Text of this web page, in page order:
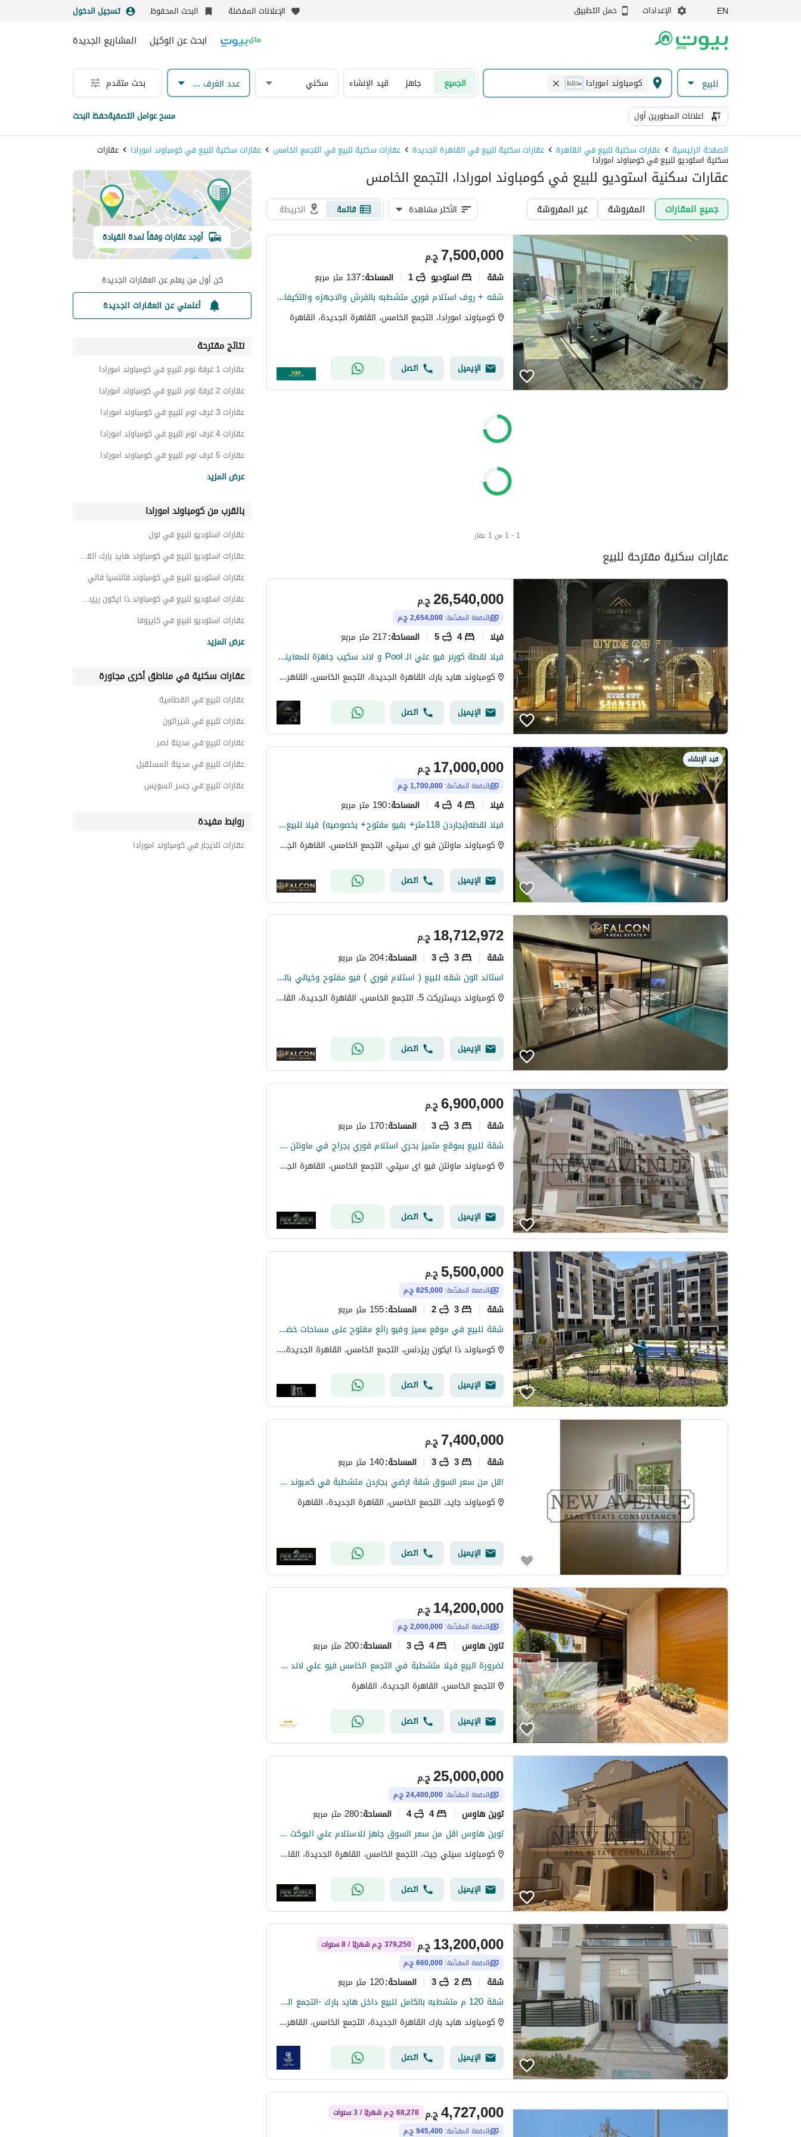
EN الإعدادات حمل التطبيق الإعلانات المفضلة البحث المحفوظ تسجيل الدخول
ابحث عن الوكيل المشاريع الجديدة
للبيع كومباوند امورادا مختلط الجميع جاهز قيد الإنشاء سكني عدد الغرف & الحمامات بحث متقدم
اعلانات المطورين أول مسح عوامل التصفيةحفظ البحث
الصفحة الرئيسية عقارات سكنية للبيع في القاهرة عقارات سكنية للبيع في القاهرة الجديدة عقارات سكنية للبيع في التجمع الخامس عقارات سكنية للبيع في كومباوند امورادا عقارات
سكنية استوديو للبيع في كومباوند امورادا
عقارات سكنية استوديو للبيع في كومباوند امورادا، التجمع الخامس
جميع العقارات المفروشة غير المفروشة الأكثر مشاهدة قائمة الخريطة
ج.م7,500,000
شقة استوديو 1 المساحة:137 متر مربع
شقه + روف استلام فوري متشطبه بالفرش والاجهزه والتكيفات والمطبخ للبيع في كمبوند امورادا التجمع الخامس - بفيو مفتوح مميز جدا Amorada
كومباوند امورادا، التجمع الخامس، القاهرة الجديدة، القاهرة
الإيميل اتصل
1 - 1 من 1 عقار
عقارات سكنية مقترحة للبيع
ج.م26,540,000
الدفعة المقدّمة: 2,654,000 ج.م
فیلا 4
5 المساحة:217 متر مربع
فيلا لقطة كورنر فيو علي الـ Pool و لاند سكيب جاهزة للمعاينة في كمبوند هايد بارك القاهرة الجديدة علي شارع التسعين الجنوبي قريبة من الجامعة الامريكية
كومباوند هايد بارك القاهرة الجديدة، التجمع الخامس، القاهرة الجديدة، القاهرة
الإيميل اتصل
قيد الإنشاء
ج.م17,000,000
الدفعة المقدّمة: 1,700,000 ج.م
فیلا 4
4 المساحة:190 متر مربع
فيلا لقطه(بجاردن 118متر+ بفيو مفتوح+ بخصوصيه) فيلا للبيع في ماونتن فيوMountain View creek New Cairo بالقرب من Mivida وHyde Park وPalm Hills New Cairo
كومباوند ماونتن فيو اى سيتي، التجمع الخامس، القاهرة الجديدة، القاهرة
الإيميل اتصل
ج.م18,712,972
شقة 3
3 المساحة:204 متر مربع
استاند الون شقه للبيع ( استلام فوري ) فيو مفتوح وخيالي بالتقسيط في كمبوند ديستركت 5 في التجمع الخامس بجوار نيو قطاميه
كومباوند ديستريكت 5، التجمع الخامس، القاهرة الجديدة، القاهرة
الإيميل اتصل
ج.م6,900,000
شقة 3
3 المساحة:170 متر مربع
شقة للبيع بموقع متميز بحري استلام فوري بجراج في ماونتن فيو آي سيتي القاهرة الجديدة Mountain View ICity New Cairo
كومباوند ماونتن فيو اى سيتي، التجمع الخامس، القاهرة الجديدة، القاهرة
الإيميل اتصل
ج.م5,500,000
الدفعة المقدّمة: 825,000 ج.م
شقة 3
2 المساحة:155 متر مربع
شقة للبيع في موقع مميز وفيو رائع مفتوح على مساحات خضراء في كمبوند ايكون بالقاهرة الجديدة
كومباوند ذا ايكون ريزدنس، التجمع الخامس، القاهرة الجديدة، القاهرة
الإيميل اتصل
ج.م7,400,000
شقة 3
3 المساحة:140 متر مربع
اقل من سعر السوق شقة ارضي بجاردن متشطبة في كمبوند jayd
كومباوند جايد، التجمع الخامس، القاهرة الجديدة، القاهرة
الإيميل اتصل
ج.م14,200,000
الدفعة المقدّمة: 2,000,000 ج.م
تاون هاوس 4
3 المساحة:200 متر مربع
لضرورة البيع فيلا متشطبة في التجمع الخامس فيو علي لاند سكيب
التجمع الخامس، القاهرة الجديدة، القاهرة
الإيميل اتصل
ج.م25,000,000
الدفعة المقدّمة: 24,400,000 ج.م
توين هاوس 4
4 المساحة:280 متر مربع
توين هاوس اقل من سعر السوق جاهز للاستلام علي البوكت مباشرة يطل علي مساحات خضراء بمقدم واقساط City gate
كومباوند سيتي جيت، التجمع الخامس، القاهرة الجديدة، القاهرة
الإيميل اتصل
ج.م13,200,000
379,250 ج.م شهريًا / 8 سنوات
الدفعة المقدّمة: 660,000 ج.م
شقة 2
3 المساحة:120 متر مربع
شقة 120 م متشطبه بالكامل للبيع داخل هايد بارك -التجمع الخامس - القاهره الجديده - بأقل مقدم وتقسيط 8 سنوات -استلم بعد سنه - 2 غرف
كومباوند هايد بارك القاهرة الجديدة، التجمع الخامس، القاهرة الجديدة، القاهرة
الإيميل اتصل
ج.م4,727,000
68,278 ج.م شهريًا / 3 سنوات
الدفعة المقدّمة: 945,400 ج.م
أوجد عقارات وفقاً لمدة القيادة
كن أول من يعلم عن العقارات الجديدة
أعلمني عن العقارات الجديدة
نتائج مقترحة
عقارات 1 غرفة نوم للبيع في كومباوند امورادا
عقارات 2 غرفة نوم للبيع في كومباوند امورادا
عقارات 3 غرف نوم للبيع في كومباوند امورادا
عقارات 4 غرف نوم للبيع في كومباوند امورادا
عقارات 5 غرف نوم للبيع في كومباوند امورادا
بنتهاوس للبيع في كومباوند امورادا
عقارات للبيع في كومباوند امورادا
عرض المزيد
بالقرب من كومباوند امورادا
عقارات استوديو للبيع في نول
عقارات استوديو للبيع في كومباوند هايد بارك القاهرة الجديدة
عقارات استوديو للبيع في كومباوند فالنسيا فالي
عقارات استوديو للبيع في كومباوند ذا ايكون ريزدنس
عقارات استوديو للبيع في كايروفا
عقارات استوديو للبيع في كومباوند جوار
عقارات استوديو للبيع في ايلوم ريزيدنس
عقارات استوديو للبيع في كومباوند زد ايست
عرض المزيد
عقارات سكنية في مناطق أخرى مجاورة
عقارات للبيع في القطامية
عقارات للبيع في شيراتون
عقارات للبيع في مدينة نصر
عقارات للبيع في مدينة المستقبل
عقارات للبيع في جسر السويس
روابط مفيدة
عقارات للايجار في كومباوند امورادا